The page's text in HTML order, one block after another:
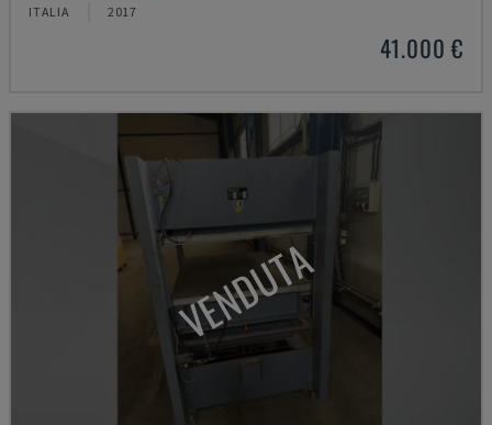
ITALIA 2017
41.000 €
VENDUTA